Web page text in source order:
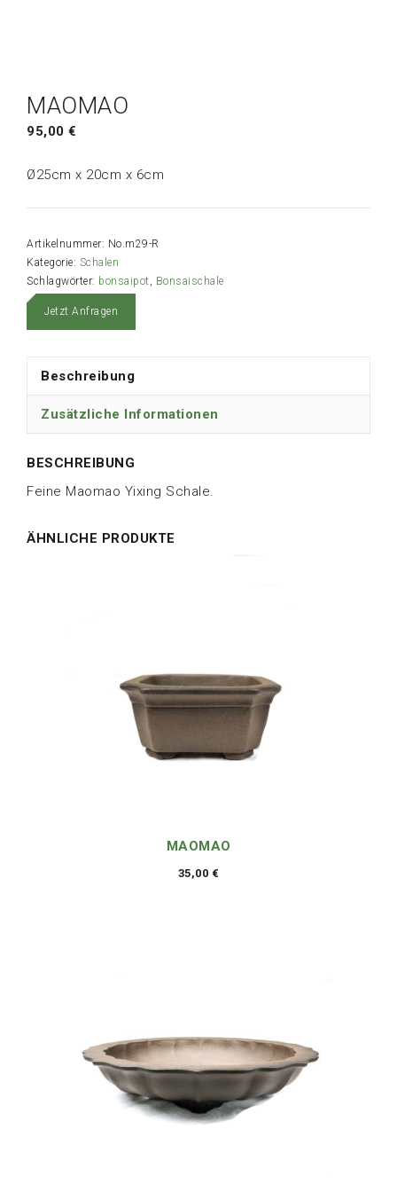
MAOMAO
95,00 €
Ø25cm x 20cm x 6cm
Artikelnummer: No.m29-R
Kategorie: Schalen
Schlagwörter: bonsaipot Bonsaischale
Jetzt Anfragen
Beschreibung
Zusätzliche Informationen
BESCHREIBUNG
Feine Maomao Yixing Schale.
ÄHNLICHE PRODUKTE
MAOMAO
35,00 €